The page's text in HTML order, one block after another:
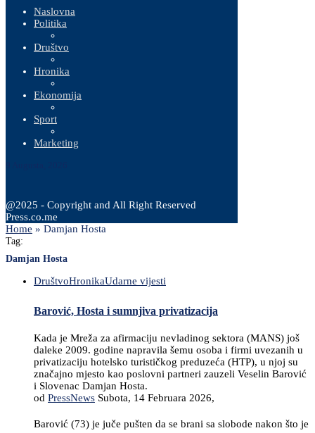
Naslovna
Politika
Društvo
Hronika
Ekonomija
Sport
Marketing
@2025 - Copyright and All Right Reserved
Press.co.me
Home » Damjan Hosta
Tag:
Damjan Hosta
DruštvoHronikaUdarne vijesti
Barović, Hosta i sumnjiva privatizacija
Kada je Mreža za afirmaciju nevladinog sektora (MANS) još
daleke 2009. godine napravila šemu osoba i firmi uvezanih u
privatizaciju hotelsko turističkog preduzeća (HTP), u njoj su
značajno mjesto kao poslovni partneri zauzeli Veselin Barović
i Slovenac Damjan Hosta.
od PressNews Subota, 14 Februara 2026,
Barović (73) je juče pušten da se brani sa slobode nakon što je